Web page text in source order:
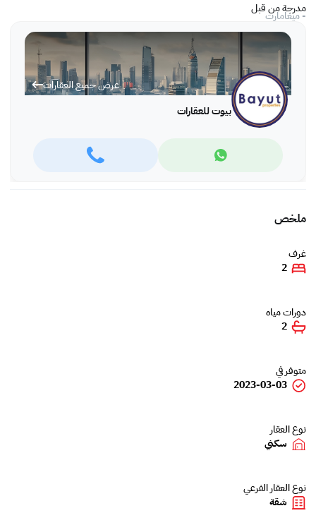
مدرجة من قبل
عرض جميع العقارات
بيوت للعقارات
- ميغامارت
- ميدان الجفير
- الزقاق الأمريكي
- ستاربكس
ملخص
غرف
2
دورات مياه
2
متوفر في
2023-03-03
نوع العقار
سكني
نوع العقار الفرعي
شقة